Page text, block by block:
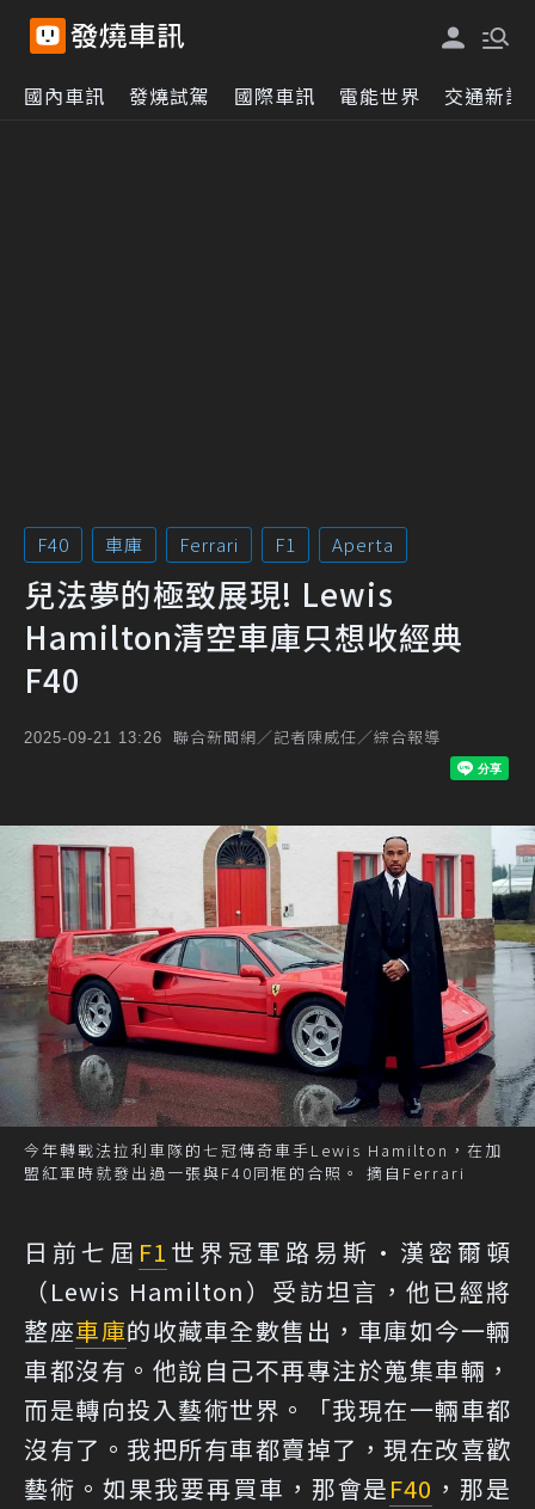
國內車訊 發燒試駕 國際車訊 電能世界 交通新訊
F40 車庫 Ferrari F1 Aperta
兒法夢的極致展現! Lewis
Hamilton清空車庫只想收經典
F40
2025-09-21 13:26 聯合新聞網／記者陳威任／綜合報導
今年轉戰法拉利車隊的七冠傳奇車手Lewis Hamilton，在加
盟紅軍時就發出過一張與F40同框的合照。 摘自Ferrari
日前七屆 F1 世界冠軍路易斯·漢密爾頓
（Lewis Hamilton）受訪坦言，他已經將
整座車庫的收藏車全數售出，車庫如今一輛
車都沒有。他說自己不再專注於蒐集車輛，
而是轉向投入藝術世界。「我現在一輛車都
沒有了。我把所有車都賣掉了，現在改喜歡
藝術。如果我要再買車，那會是F40 ，那是